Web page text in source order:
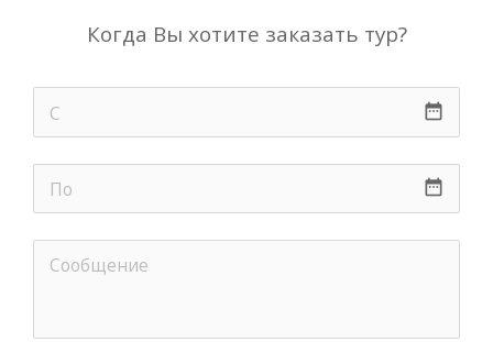
Когда Вы хотите заказать тур?
date_range
date_range